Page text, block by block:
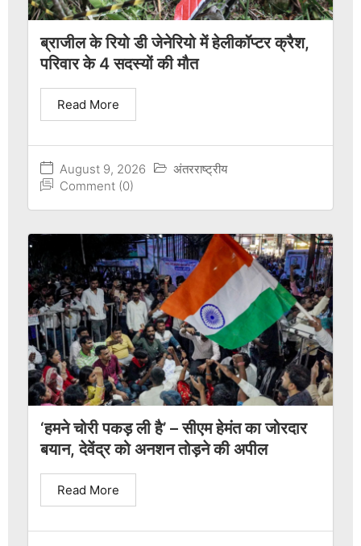
ब्राजील के रियो डी जेनेरियो में हेलीकॉप्टर क्रैश,
परिवार के 4 सदस्यों की मौत
August 9, 2026
अंतरराष्ट्रीय
Comment (0)
Read More
‘हमने चोरी पकड़ ली है’ – सीएम हेमंत का जोरदार
बयान, देवेंद्र को अनशन तोड़ने की अपील
Read More